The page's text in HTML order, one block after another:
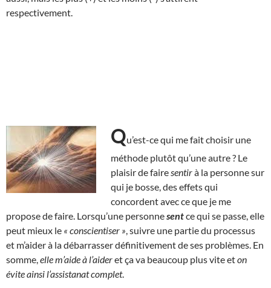
respectivement.
Qu’est-ce qui me fait choisir une
méthode plutôt qu’une autre ? Le
plaisir de faire sentirà la personne sur
qui je bosse, des effets qui
concordent avec ce que je me
propose de faire. Lorsqu’une personnesentce qui se passe, elle
peut mieux le « conscientiser » , suivre une partie du processus
et m’aider à la débarrasser définitivement de ses problèmes. En
somme, elle m’aide à l’aideret ça va beaucoup plus vite eton
évite ainsi l’assistanat complet.